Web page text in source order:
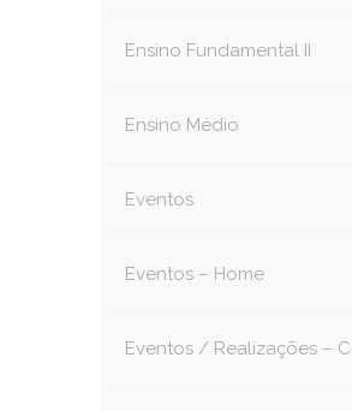
Ensino Fundamental II
Ensino Médio
Eventos
Eventos – Home
Eventos / Realizações –